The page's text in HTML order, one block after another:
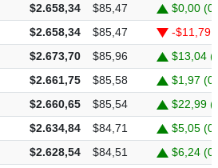
$2.658,34 $85,47
$0,00
$2.658,34 $85,47
-$11,79
$2.673,70 $85,96
$13,04
$2.661,75 $85,58
$1,97
$2.660,65 $85,54
$22,99
$2.634,84 $84,71
$5,05
$2.628,54 $84,51
$6,24